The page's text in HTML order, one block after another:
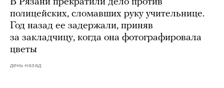
полицейских, сломавших руку учительнице.
Год назад ее задержали, приняв
за закладчицу, когда она фотографировала
цветы
день назад